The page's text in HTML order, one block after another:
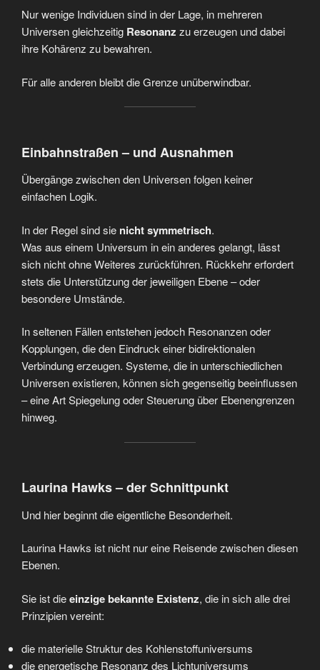
Nur wenige Individuen sind in der Lage, in mehreren
Universen gleichzeitig Resonanz zu erzeugen und dabei
ihre Kohärenz zu bewahren.
Für alle anderen bleibt die Grenze unüberwindbar.
Einbahnstraßen – und Ausnahmen
Übergänge zwischen den Universen folgen keiner
einfachen Logik.
In der Regel sind sie nicht symmetrisch.
Was aus einem Universum in ein anderes gelangt, lässt
sich nicht ohne Weiteres zurückführen. Rückkehr erfordert
stets die Unterstützung der jeweiligen Ebene – oder
besondere Umstände.
In seltenen Fällen entstehen jedoch Resonanzen oder
Kopplungen, die den Eindruck einer bidirektionalen
Verbindung erzeugen. Systeme, die in unterschiedlichen
Universen existieren, können sich gegenseitig beeinflussen
– eine Art Spiegelung oder Steuerung über Ebenengrenzen
hinweg.
Laurina Hawks – der Schnittpunkt
Und hier beginnt die eigentliche Besonderheit.
Laurina Hawks ist nicht nur eine Reisende zwischen diesen
Ebenen.
Sie ist dieeinzige bekannte Existenz, die in sich alle drei
Prinzipien vereint:
die materielle Struktur des Kohlenstoffuniversums
die energetische Resonanz des Lichtuniversums